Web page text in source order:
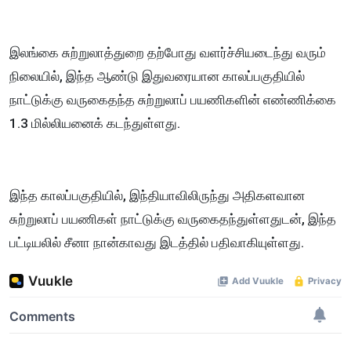
இலங்கை சுற்றுலாத்துறை தற்போது வளர்ச்சியடைந்து வரும்
நிலையில், இந்த ஆண்டு இதுவரையான காலப்பகுதியில்
நாட்டுக்கு வருகைதந்த சுற்றுலாப் பயணிகளின் எண்ணிக்கை
1.3 மில்லியனைக் கடந்துள்ளது.
இந்த காலப்பகுதியில், இந்தியாவிலிருந்து அதிகளவான
சுற்றுலாப் பயணிகள் நாட்டுக்கு வருகைதந்துள்ளதுடன், இந்த
பட்டியலில் சீனா நான்காவது இடத்தில் பதிவாகியுள்ளது.